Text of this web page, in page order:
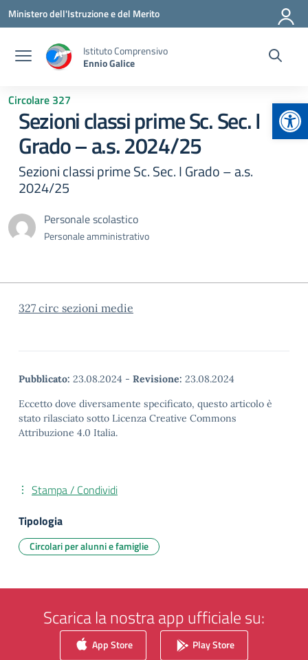
Vai ai contenuti
Vai al menu di navigazione
Vai al footer
Ministero dell'Istruzione e del Merito
Istituto Comprensivo
Ennio Galice
Circolare 327
Sezioni classi prime Sc. Sec. I
Grado – a.s. 2024/25
Sezioni classi prime Sc. Sec. I Grado – a.s.
2024/25
Personale scolastico
Personale amministrativo
327 circ sezioni medie
Pubblicato: 23.08.2024 - Revisione: 23.08.2024
Eccetto dove diversamente specificato, questo articolo è
stato rilasciato sotto Licenza Creative Commons
Attribuzione 4.0 Italia.
Stampa / Condividi
Tipologia
Circolari per alunni e famiglie
Scarica la nostra app ufficiale su:
App Store Play Store